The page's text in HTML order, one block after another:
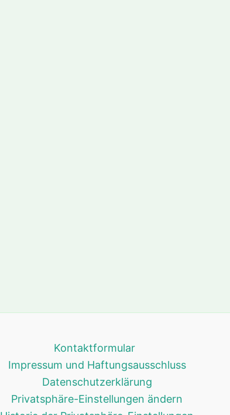
Kontaktformular
Impressum und Haftungsausschluss
Datenschutzerklärung
Privatsphäre-Einstellungen ändern